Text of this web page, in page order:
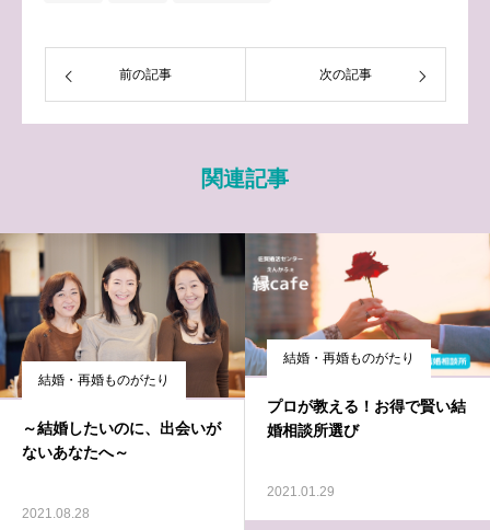
前の記事 次の記事
関連記事
結婚・再婚ものがたり
～結婚したいのに、出会いが
ないあなたへ～
2021.08.28
結婚・再婚ものがたり
プロが教える！お得で賢い結
婚相談所選び
2021.01.29